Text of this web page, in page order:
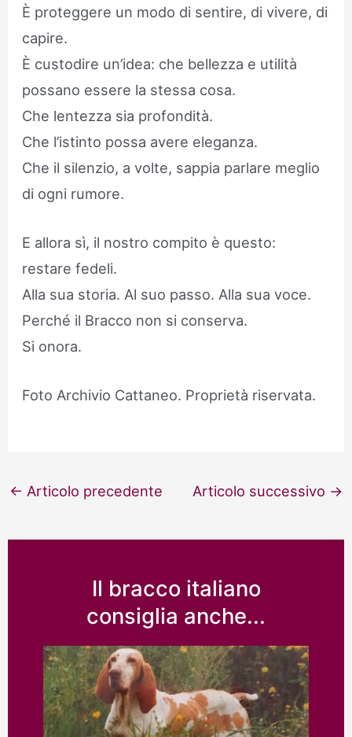
È proteggere un modo di sentire, di vivere, di
capire.
È custodire un’idea: che bellezza e utilità
possano essere la stessa cosa.
Che lentezza sia profondità.
Che l’istinto possa avere eleganza.
Che il silenzio, a volte, sappia parlare meglio
di ogni rumore.
E allora sì, il nostro compito è questo:
restare fedeli.
Alla sua storia. Al suo passo. Alla sua voce.
Perché il Bracco non si conserva.
Si onora.
Foto Archivio Cattaneo. Proprietà riservata.
Navigazione
← Articolo precedente Articolo successivo →
Il bracco italiano
consiglia anche...